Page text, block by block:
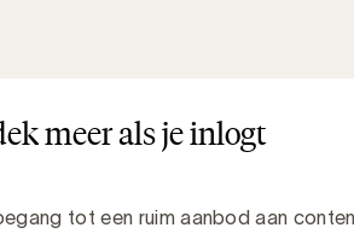
meer als je inlogt
tot een ruim aanbod aan